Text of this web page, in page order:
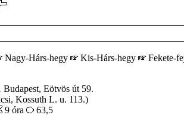
Nagy-Hárs-hegy Kis-Hárs-hegy Fekete-
Eötvös út 59.
Kossuth L. u. 113.)
9 óra 63,5